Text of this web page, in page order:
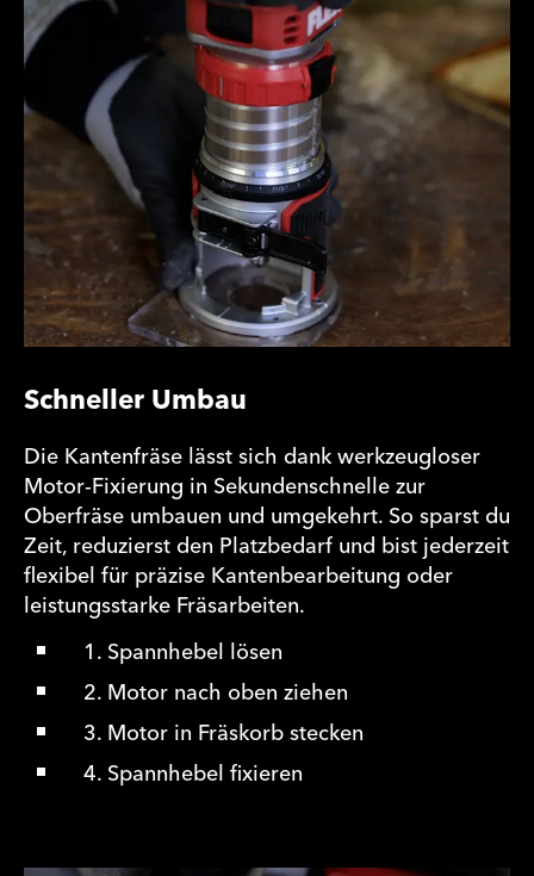
Schneller Umbau
Die Kantenfräse lässt sich dank werkzeugloser
Motor-Fixierung in Sekundenschnelle zur
Oberfräse umbauen und umgekehrt. So sparst du
Zeit, reduzierst den Platzbedarf und bist jederzeit
flexibel für präzise Kantenbearbeitung oder
leistungsstarke Fräsarbeiten.
1. Spannhebel lösen
2. Motor nach oben ziehen
3. Motor in Fräskorb stecken
4. Spannhebel fixieren